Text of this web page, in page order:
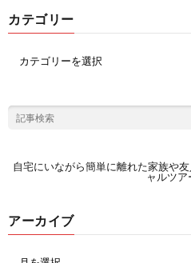
カテゴリー
自宅にいながら簡単に離れた家族や
ャルツア
アーカイブ